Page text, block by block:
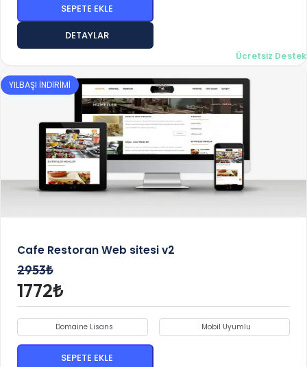
Ücretsiz Destek
SEPETE EKLE
DETAYLAR
YILBAŞI İNDİRİMİ
Cafe Restoran Web sitesi v2
2953₺
1772₺
Domaine Lisans Mobil Uyumlu
SEPETE EKLE